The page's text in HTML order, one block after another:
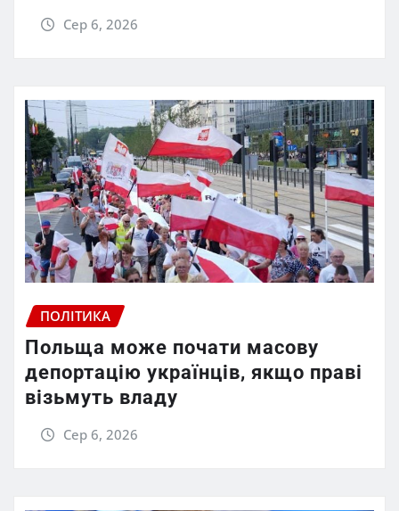
Сер 6, 2026
ПОЛІТИКА
Польща може почати масову
депортацію українців, якщо праві
візьмуть владу
Сер 6, 2026